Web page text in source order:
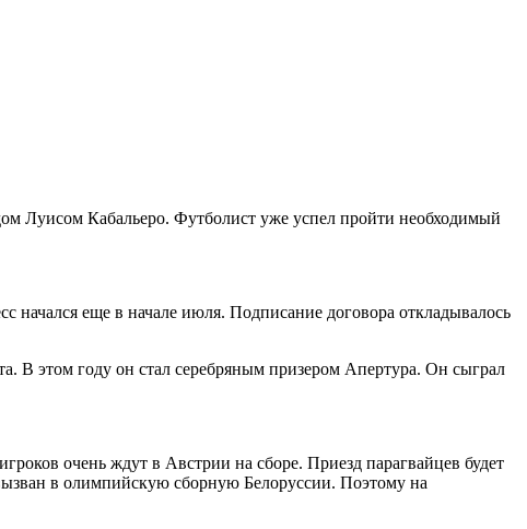
Луисом Кабальеро. Футболист уже успел пройти необходимый
начался еще в начале июля. Подписание договора откладывалось
В этом году он стал серебряным призером Апертура. Он сыграл
очень ждут в Австрии на сборе. Приезд парагвайцев будет
в олимпийскую сборную Белоруссии. Поэтому на